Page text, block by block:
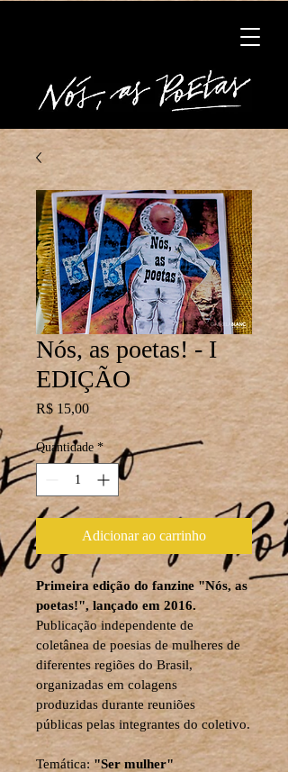
Nós, as poetas! - I
EDIÇÃO
R$ 15,00Preço
Quantidade *
Adicionar ao carrinho
Primeira edição do fanzine "Nós, as
poetas!", lançado em 2016.
Publicação independente de
coletânea de poesias de mulheres de
diferentes regiões do Brasil,
organizadas em colagens
produzidas durante reuniões
públicas pelas integrantes do coletivo.
Temática: "Ser mulher"